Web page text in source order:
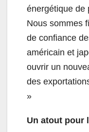
énergétique de
Nous sommes
de confiance
américain et
ouvrir un
des
»
Un atout pour